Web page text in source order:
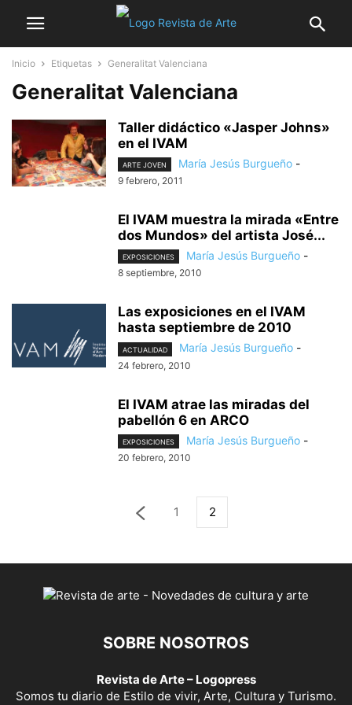
Inicio Etiquetas Generalitat Valenciana
Generalitat Valenciana
Taller didáctico «Jasper Johns»
en el IVAM
ARTE JOVEN María Jesús Burgueño -
9 febrero, 2011
El IVAM muestra la mirada «Entre
dos Mundos» del artista José...
EXPOSICIONES María Jesús Burgueño -
8 septiembre, 2010
Las exposiciones en el IVAM
hasta septiembre de 2010
ACTUALIDAD María Jesús Burgueño -
24 febrero, 2010
El IVAM atrae las miradas del
pabellón 6 en ARCO
EXPOSICIONES María Jesús Burgueño -
20 febrero, 2010
1 2
SOBRE NOSOTROS
Revista de Arte – Logopress
Somos tu diario de Estilo de vivir, Arte, Cultura y Turismo.